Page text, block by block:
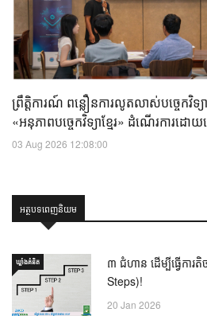
ព្រឹត្តិការណ៍ ពន្លឿនការលូតលាស់បច្ចេកវិទ្យ
«អនុភាពបច្ចេកវិទ្យាខ្មែរ» ដំណើរការដ
03 Aug 2026 12:08:00
អត្ថបទពេញនិយម
ឃ្លាំង​គំនិត
៣ ជំហាន ដើម្បីធ្វើកា
Steps)!
20 Jan 2026